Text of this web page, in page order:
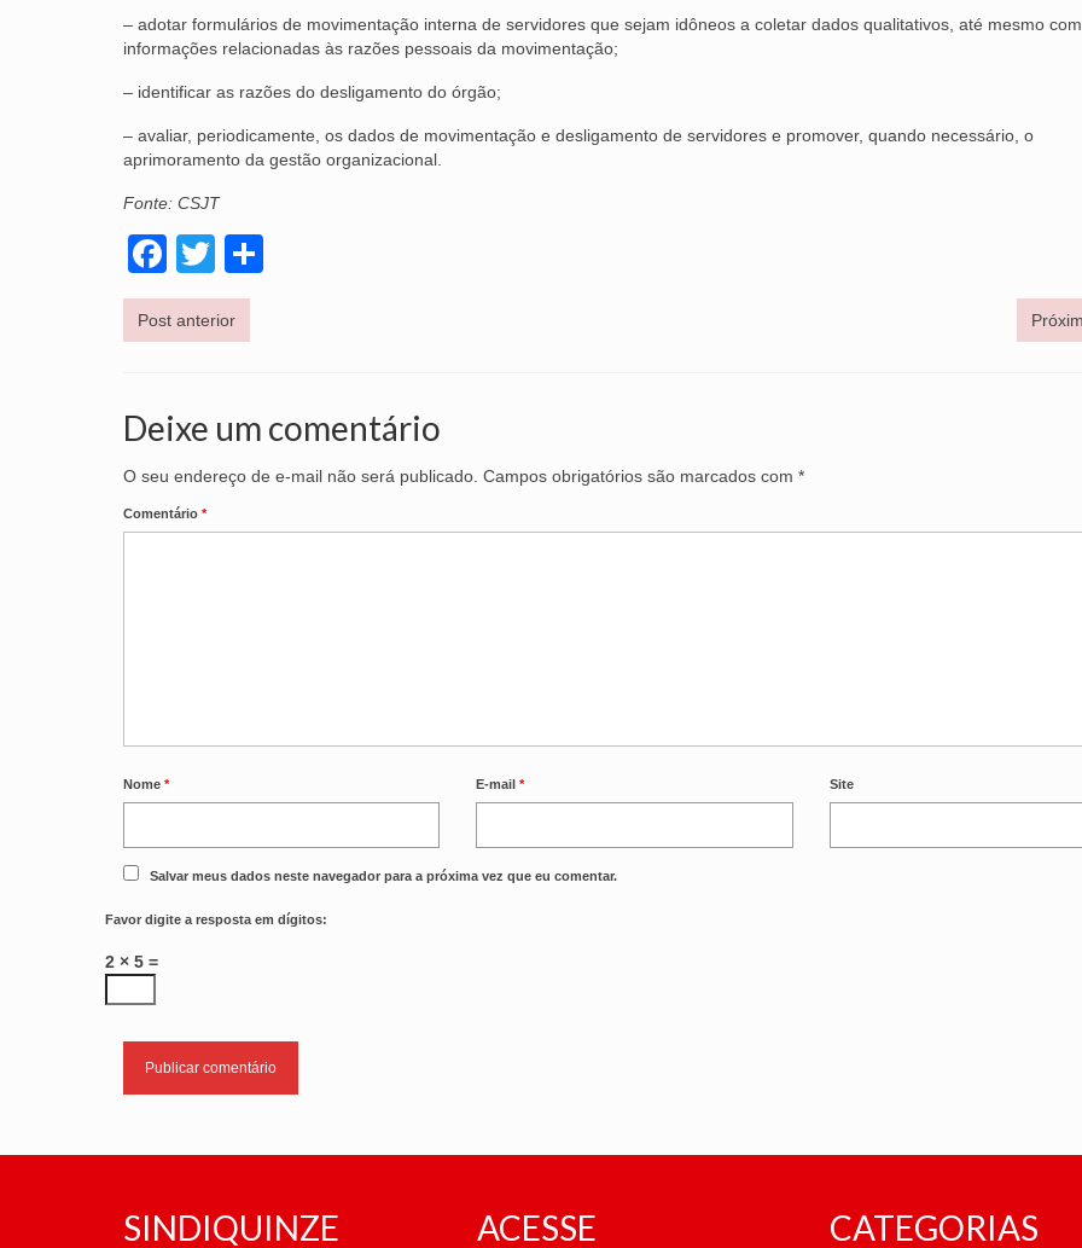
– adotar formulários de movimentação interna de servidores que sejam idôneos a coletar dados qualitativos, até mesmo com
informações relacionadas às razões pessoais da movimentação;
– identificar as razões do desligamento do órgão;
– avaliar, periodicamente, os dados de movimentação e desligamento de servidores e promover, quando necessário, o
aprimoramento da gestão organizacional.
Fonte: CSJT
Facebook
Twitter
Post anterior
Deixe um comentário
O seu endereço de e-mail não será publicado. Campos obrigatórios são marcados com *
Comentário *
Nome * E-mail* Site
Salvar meus dados neste navegador para a próxima vez que eu comentar.
Favor digite a resposta em dígitos:
2 × 5 =
SINDIQUINZE ACESSE CATEGORIAS